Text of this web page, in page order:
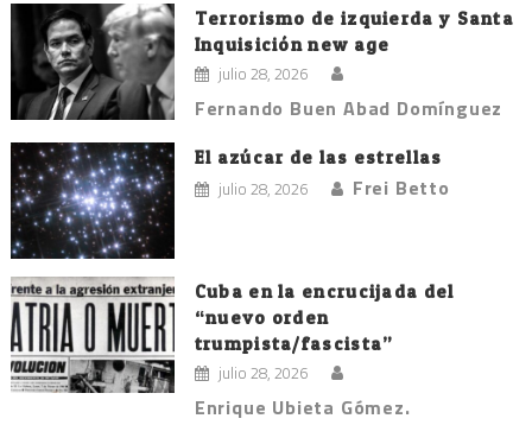
Terrorismo de izquierda y Santa
Inquisición new age
julio 28, 2026
Fernando Buen Abad Domínguez
El azúcar de las estrellas
julio 28, 2026 Frei Betto
Cuba en la encrucijada del
“nuevo orden
trumpista/fascista”
julio 28, 2026
Enrique Ubieta Gómez.